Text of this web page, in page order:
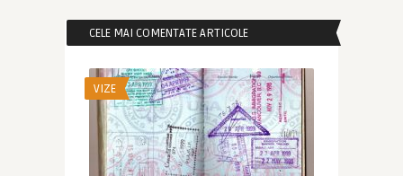
CELE MAI COMENTATE ARTICOLE
VIZE